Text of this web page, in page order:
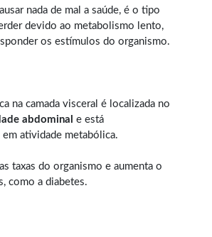
nada de mal a saúde, é o tipo
devido ao metabolismo lento,
os estímulos do organismo.
na camada visceral é localizada no
abdominal e está
atividade metabólica.
taxas do organismo e aumenta o
como a diabetes.